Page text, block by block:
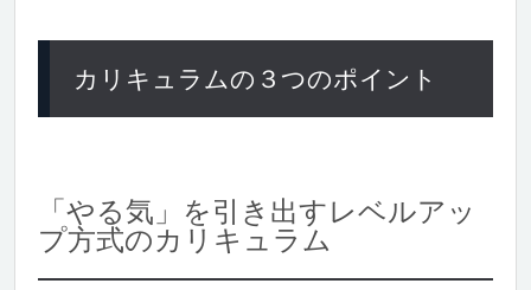
カリキュラムの３つのポイント
「やる気」を引き出すレベルアッ
プ方式のカリキュラム